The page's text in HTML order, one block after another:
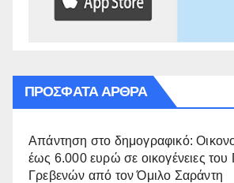
ΠΡΌΣΦΑΤΑ ΆΡΘΡΑ
Απάντηση στο δημογραφικό:
έως 6.000 ευρώ σε οικογένειες του
Γρεβενών από τον Όμιλο Σαράντη